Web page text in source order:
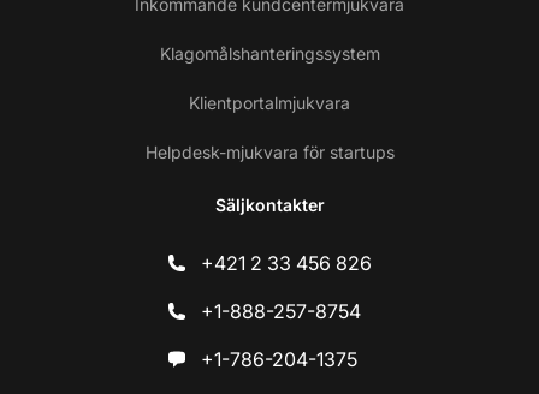
Inkommande kundcentermjukvara
Klagomålshanteringssystem
Klientportalmjukvara
Helpdesk-mjukvara för startups
Säljkontakter
+421 2 33 456 826
+1-888-257-8754
+1-786-204-1375